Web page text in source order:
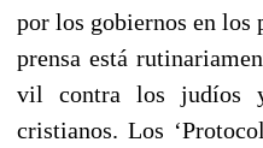
por los gobiernos en los
prensa está
vil contra los judíos
cristianos. Los